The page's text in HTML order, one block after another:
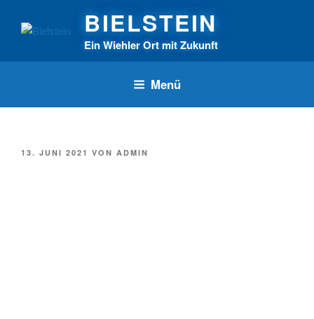
Inhalt
BIELSTEIN
Ein Wiehler Ort mit Zukunft
Menü
VERÖFFENTLICHT
13. JUNI 2021 VON ADMIN